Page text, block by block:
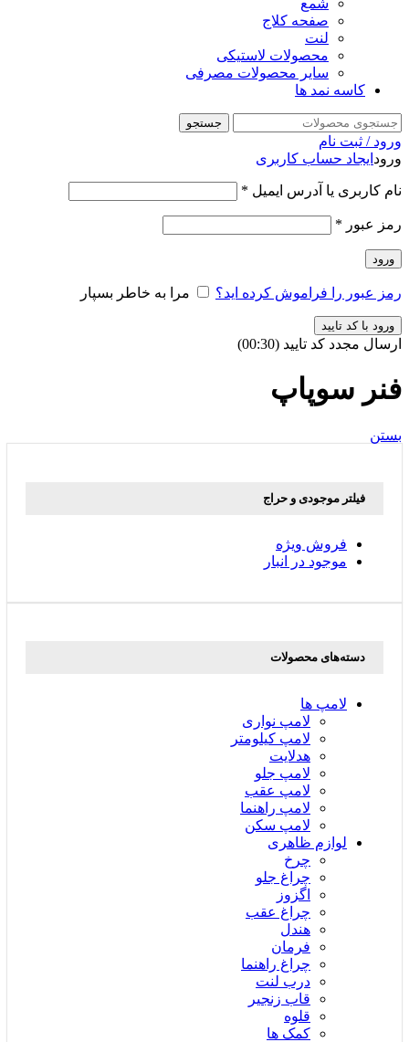
شمع
صفحه کلاج
لنت
محصولات لاستیکی
سایر محصولات مصرفی
کاسه نمد ها
جستجو
ورود / ثبت نام
ورود ایجاد حساب کاربری
نام کاربری یا آدرس ایمیل *
رمز عبور *
ورود
رمز عبور را فراموش کرده اید؟ مرا به خاطر بسپار
ورود با کد تایید
ارسال مجدد کد تایید (00:
30
)
فنر سوپاپ
بستن
فیلتر موجودی و حراج
فروش ویژه
موجود در انبار
دسته‌های محصولات
لامپ ها
لامپ نواری
لامپ کیلومتر
هدلایت
لامپ جلو
لامپ عقب
لامپ راهنما
لامپ سکن
لوازم ظاهری
چرخ
چراغ جلو
اگزوز
چراغ عقب
هندل
فرمان
چراغ راهنما
درب لنت
قاب زنجیر
قلوه
کمک ها